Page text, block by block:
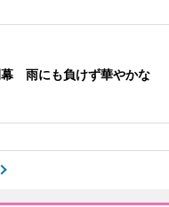
雨にも負けず華やかな